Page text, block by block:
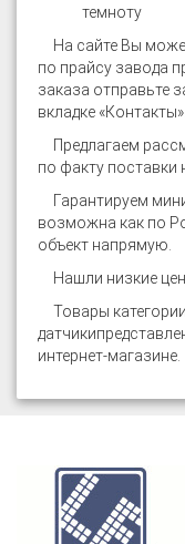
темноту
На сайте Вы
по прайсу завода
заказа отправьте
вкладке «Контакты».
Предлагаем
по факту поставки
Гарантируем
возможна как по
объект напрямую.
Нашли низкие
Товары категории
датчики
интернет-магазине.